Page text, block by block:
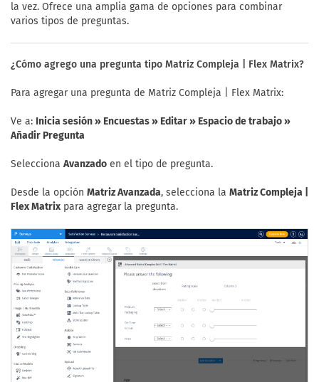
la vez. Ofrece una amplia gama de opciones para combinar
varios tipos de preguntas.
¿Cómo agrego una pregunta tipo Matriz Compleja | Flex Matrix?
Para agregar una pregunta de Matriz Compleja | Flex Matrix:
Ve a: Inicia sesión » Encuestas » Editar » Espacio de trabajo »
Añadir Pregunta
Selecciona Avanzado en el tipo de pregunta.
Desde la opción Matriz Avanzada, selecciona la Matriz Compleja |
Flex Matrix para agregar la pregunta.